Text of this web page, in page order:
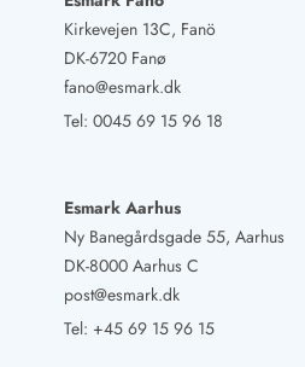
Kirkevejen 13C, Fanö
DK-6720 Fanø
fano@esmark.dk
Tel: 0045 69 15 96 18
Esmark Aarhus
Ny Banegårdsgade 55, Aarhus
DK-8000 Aarhus C
post@esmark.dk
Tel: +45 69 15 96 15